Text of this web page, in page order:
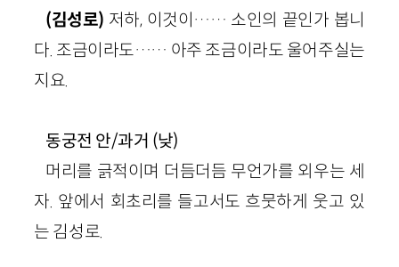
(김성로) 저하, 이것이…… 소인의 끝인가 봅니
다. 조금이라도…… 아주 조금이라도 울어주실는
지요.
동궁전 안/과거 (낮)
머리를 긁적이며 더듬더듬 무언가를 외우는 세
자. 앞에서 회초리를 들고서도 흐뭇하게 웃고 있
는 김성로.